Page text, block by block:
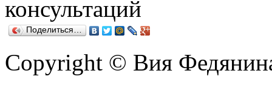
консультаций
Поделиться…
Copyright © Вия